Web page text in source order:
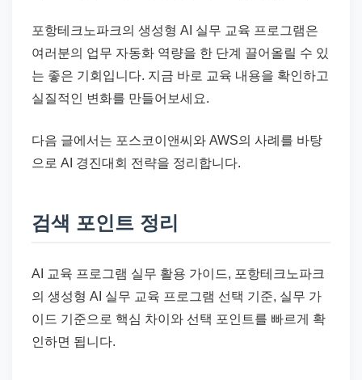
포항테크노파크의 생성형 AI 실무 교육 프로그램은
여러분의 업무 자동화 역량을 한 단계 끌어올릴 수 있
는 좋은 기회입니다. 지금 바로 교육 내용을 확인하고
실질적인 변화를 만들어보세요.
다음 글에서는 포스코이앤씨와 AWS의 사례를 바탕
으로 AI 경진대회 전략을 정리합니다.
검색 포인트 정리
AI 교육 프로그램 실무 활용 가이드, 포항테크노파크
의 생성형 AI 실무 교육 프로그램 선택 기준, 실무 가
이드 기준으로 핵심 차이와 선택 포인트를 빠르게 확
인하면 됩니다.